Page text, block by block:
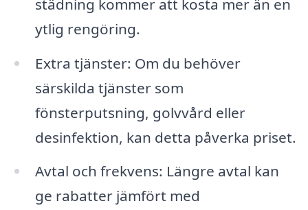
städning kommer att kosta mer än en
ytlig rengöring.
Extra tjänster: Om du behöver
särskilda tjänster som
fönsterputsning, golvvård eller
desinfektion, kan detta påverka priset.
Avtal och frekvens: Längre avtal kan
ge rabatter jämfört med